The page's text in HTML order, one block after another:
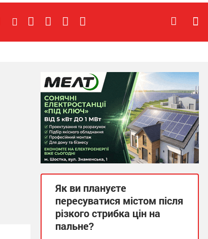
Як ви плануєте
пересуватися містом після
різкого стрибка цін на
пальне?